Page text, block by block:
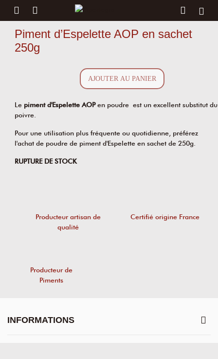
Piment d’Espelette AOP en sachet
250g
AJOUTER AU PANIER
Le piment d'Espelette AOPen poudre est un excellent substitut du
poivre.
Pour une utilisation plus fréquente ou quotidienne, préférez
l'achat de poudre de piment d'Espelette en sachet de 250g.
RUPTURE DE STOCK
Producteur artisan de
qualité
Certifié origine France
Producteur de
Piments
INFORMATIONS